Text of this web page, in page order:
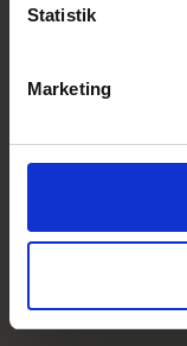
Statistik
Marketing
Läs vår
information
LADDA NED